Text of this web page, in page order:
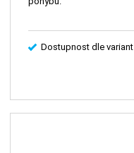
Dostupnost dle variant